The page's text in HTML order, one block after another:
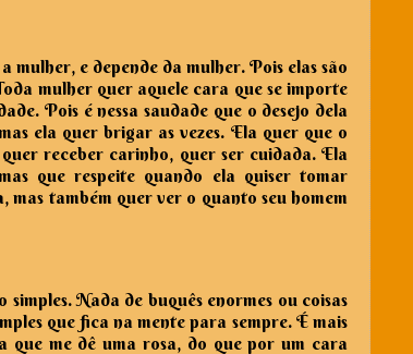
mulher, e depende da mulher. Pois elas são
mulher quer aquele cara que se importe
Pois é nessa saudade que o desejo dela
ela quer brigar as vezes. Ela quer que o
receber carinho, quer ser cuidada. Ela
que respeite quando ela quiser tomar
mas também quer ver o quanto seu homem
Nada de buquês enormes ou coisas
que fica na mente para sempre. É mais
me dê uma rosa, do que por um cara